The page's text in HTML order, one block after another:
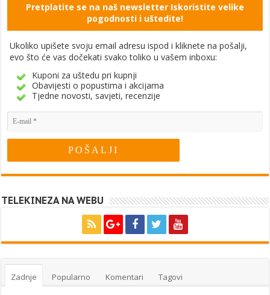
Pretplatite se na naš newsletter Iskoristite velike
pogodnosti i uštedite!
Ukoliko upišete svoju email adresu ispod i kliknete na pošalji,
evo što će vas dočekati svako toliko u vašem inboxu:
Kuponi za uštedu pri kupnji
Obavijesti o popustima i akcijama
Tjedne novosti, savjeti, recenzije
TELEKINEZA NA WEBU
Zadnje Popularno Komentari Tagovi